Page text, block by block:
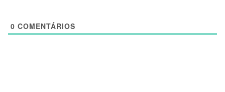
0 COMENTÁRIOS